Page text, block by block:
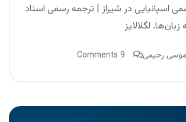
اسپانیایی در شیراز | ترجمه رسمی اسناد
لگلالایز
رحیمی 9 Comments